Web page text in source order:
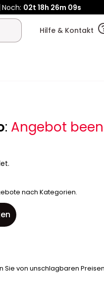
Noch: 02t 18h 26m 09s
Hilfe & Kontakt
: Angebot
nach Kategorien.
von unschlagbaren